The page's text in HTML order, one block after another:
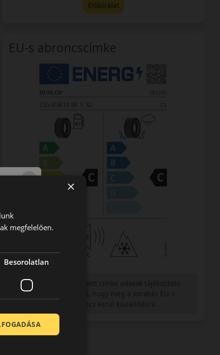
Előbírálat
EU-s abroncscímke
Figyelem a feltüntetett címke adatok tájékoztató
jellegűek. Előfordulhat, hogy még a korábbi EU-s
×
megfelelően.
Besorolatlan